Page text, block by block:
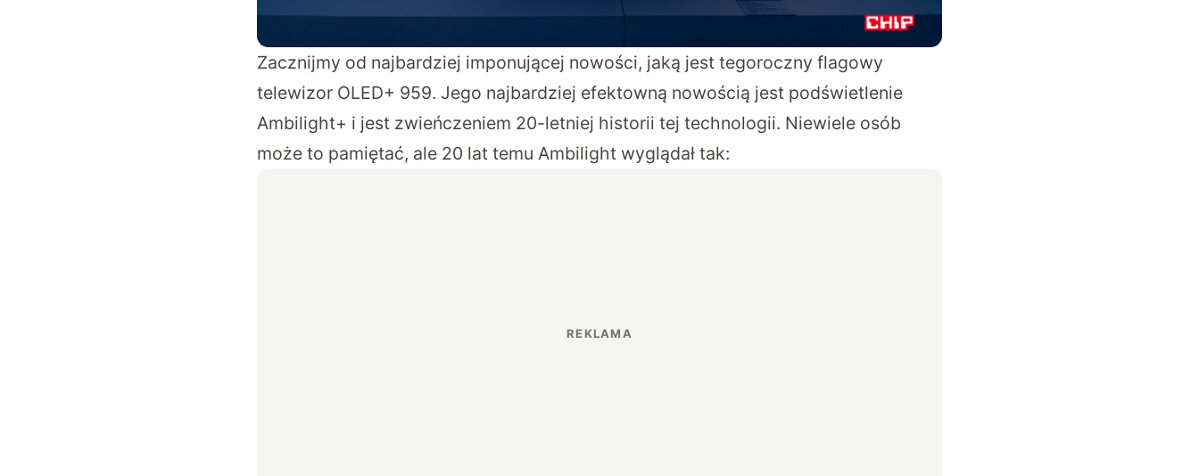
Zacznijmy od najbardziej imponującej nowości, jaką jest tegoroczny flagowy
telewizor OLED+ 959. Jego najbardziej efektowną nowością jest podświetlenie
Ambilight+ i jest zwieńczeniem 20-letniej historii tej technologii. Niewiele osób
może to pamiętać, ale 20 lat temu Ambilight wyglądał tak: